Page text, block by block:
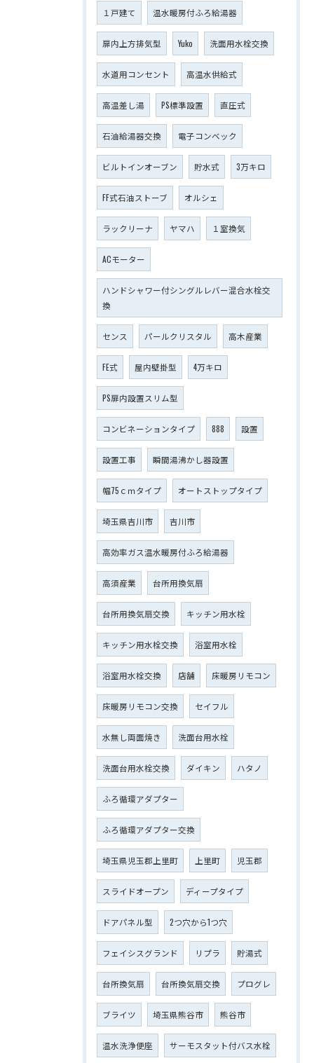
１戸建て 温水暖房付ふろ給湯器
扉内上方排気型 Yuko 洗面用水栓交換
水道用コンセント 高温水供給式
高温差し湯 PS標準設置 直圧式
石油給湯器交換 電子コンベック
ビルトインオーブン 貯水式 3万キロ
FF式石油ストーブ オルシェ
ラックリーナ ヤマハ １室換気
ACモーター
ハンドシャワー付シングルレバー混合水栓交
換
センス パールクリスタル 高木産業
FE式 屋内壁掛型 4万キロ
PS扉内設置スリム型
コンビネーションタイプ 888 設置
設置工事 瞬間湯沸かし器設置
幅75ｃｍタイプ オートストップタイプ
埼玉県吉川市 吉川市
高効率ガス温水暖房付ふろ給湯器
高須産業 台所用換気扇
台所用換気扇交換 キッチン用水栓
キッチン用水栓交換 浴室用水栓
浴室用水栓交換 店舗 床暖房リモコン
床暖房リモコン交換 セイフル
水無し両面焼き 洗面台用水栓
洗面台用水栓交換 ダイキン ハタノ
ふろ循環アダプター
ふろ循環アダプター交換
埼玉県児玉郡上里町 上里町 児玉郡
スライドオープン ディープタイプ
ドアパネル型 2つ穴から1つ穴
フェイシスグランド リプラ 貯湯式
台所換気扇 台所換気扇交換 プログレ
ブライツ 埼玉県熊谷市 熊谷市
温水洗浄便座 サーモスタット付バス水栓